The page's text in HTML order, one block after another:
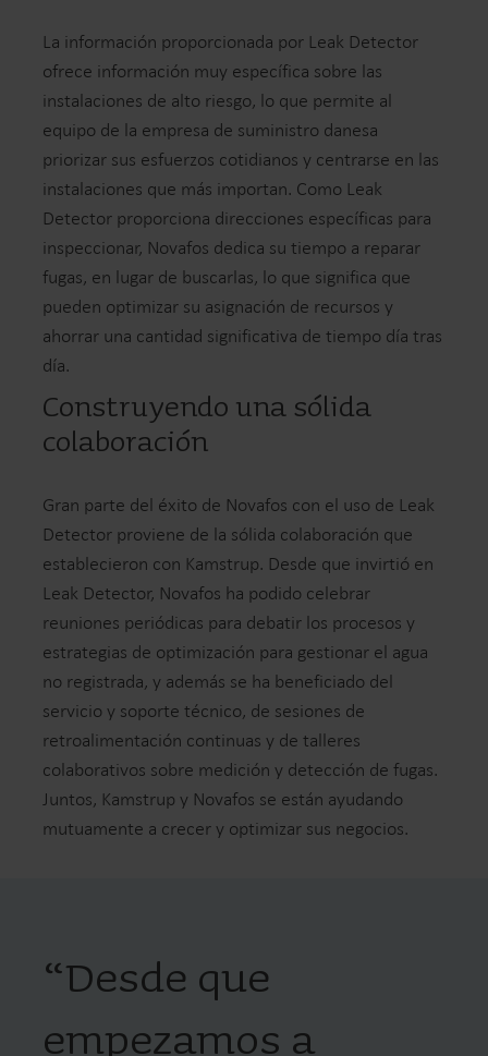
La información proporcionada por Leak Detector
ofrece información muy específica sobre las
instalaciones de alto riesgo, lo que permite al
equipo de la empresa de suministro danesa
priorizar sus esfuerzos cotidianos y centrarse en las
instalaciones que más importan. Como Leak
Detector proporciona direcciones específicas para
inspeccionar, Novafos dedica su tiempo a reparar
fugas, en lugar de buscarlas, lo que significa que
pueden optimizar su asignación de recursos y
ahorrar una cantidad significativa de tiempo día tras
día.
Construyendo una sólida
colaboración
Gran parte del éxito de Novafos con el uso de Leak
Detector proviene de la sólida colaboración que
establecieron con Kamstrup. Desde que invirtió en
Leak Detector, Novafos ha podido celebrar
reuniones periódicas para debatir los procesos y
estrategias de optimización para gestionar el agua
no registrada, y además se ha beneficiado del
servicio y soporte técnico, de sesiones de
retroalimentación continuas y de talleres
colaborativos sobre medición y detección de fugas.
Juntos, Kamstrup y Novafos se están ayudando
mutuamente a crecer y optimizar sus negocios.
“Desde que
empezamos a